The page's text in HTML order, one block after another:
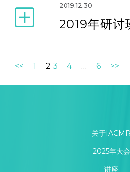
2019.12.30
2019年研讨
<< 1 2 3 4 … 6 >>
关于IACMR
2025年大会
讲座